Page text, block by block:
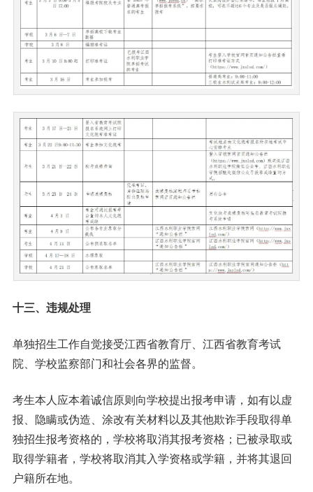
十三、违规处理
单独招生工作自觉接受江西省教育厅、江西省教育考试
院、学校监察部门和社会各界的监督。
考生本人应本着诚信原则向学校提出报考申请，如有以虚
报、隐瞒或伪造、涂改有关材料以及其他欺诈手段取得单
独招生报考资格的，学校将取消其报考资格；已被录取或
取得学籍者，学校将取消其入学资格或学籍，并将其退回
户籍所在地。